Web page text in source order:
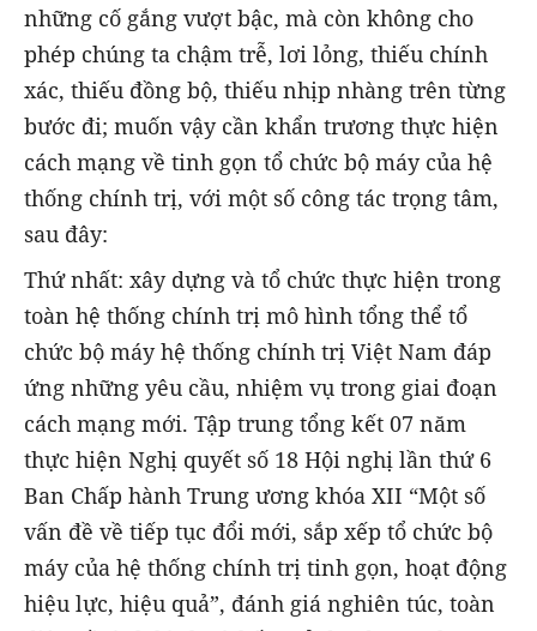
những cố gắng vượt bậc, mà còn không cho
phép chúng ta chậm trễ, lơi lỏng, thiếu chính
xác, thiếu đồng bộ, thiếu nhịp nhàng trên từng
bước đi; muốn vậy cần khẩn trương thực hiện
cách mạng về tinh gọn tổ chức bộ máy của hệ
thống chính trị, với một số công tác trọng tâm,
sau đây:
Thứ nhất: xây dựng và tổ chức thực hiện trong
toàn hệ thống chính trị mô hình tổng thể tổ
chức bộ máy hệ thống chính trị Việt Nam đáp
ứng những yêu cầu, nhiệm vụ trong giai đoạn
cách mạng mới. Tập trung tổng kết 07 năm
thực hiện Nghị quyết số 18 Hội nghị lần thứ 6
Ban Chấp hành Trung ương khóa XII “Một số
vấn đề về tiếp tục đổi mới, sắp xếp tổ chức bộ
máy của hệ thống chính trị tinh gọn, hoạt động
hiệu lực, hiệu quả”, đánh giá nghiên túc, toàn